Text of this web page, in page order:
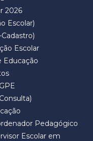
2026
Escolar)
Escolar
Educação
Pedagógico
Escolar em